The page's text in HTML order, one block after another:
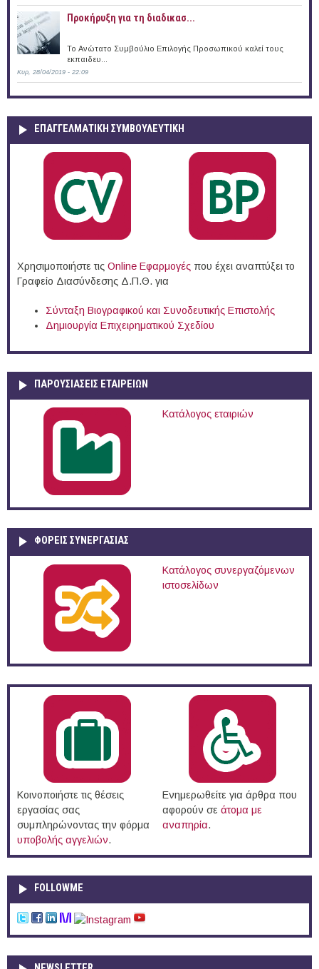
Προκήρυξη για τη διαδικασ...
Το Ανώτατο Συμβούλιο Επιλογής Προσωπικού καλεί τους
εκπαιδευ...
Κυρ, 28/04/2019 - 22:09
ΕΠΑΓΓΕΛΜΑΤΙΚΉ ΣΥΜΒΟΥΛΕΥΤΙΚΉ
Χρησιμοποιήστε τις Online Eφαρμογές που έχει αναπτύξει το
Γραφείο Διασύνδεσης Δ.Π.Θ. για
Σύνταξη Βιογραφικού και Συνοδευτικής Επιστολής
Δημιουργία Επιχειρηματικού Σχεδίου
ΠΑΡΟΥΣΙΆΣΕΙΣ ΕΤΑΙΡΕΙΏΝ
Κατάλογος εταιριών
ΦΟΡΕΙΣ ΣΥΝΕΡΓΑΣΙΑΣ
Κατάλογος συνεργαζόμενων
ιστοσελίδων
Κοινοποιήστε τις θέσεις
εργασίας σας
συμπληρώνοντας την φόρμα
υποβολής αγγελιών.
Ενημερωθείτε για άρθρα που
αφορούν σε άτομα με
αναπηρία.
FOLLOWME